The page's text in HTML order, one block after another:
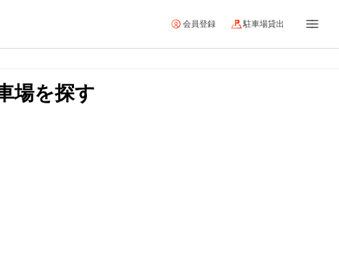
会員登録 駐車場貸出
場を探す